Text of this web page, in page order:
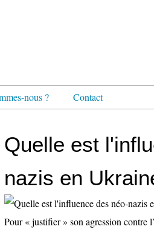
nous ? Contact
Quelle est
nazis en
Pour « justifier » son agression contre